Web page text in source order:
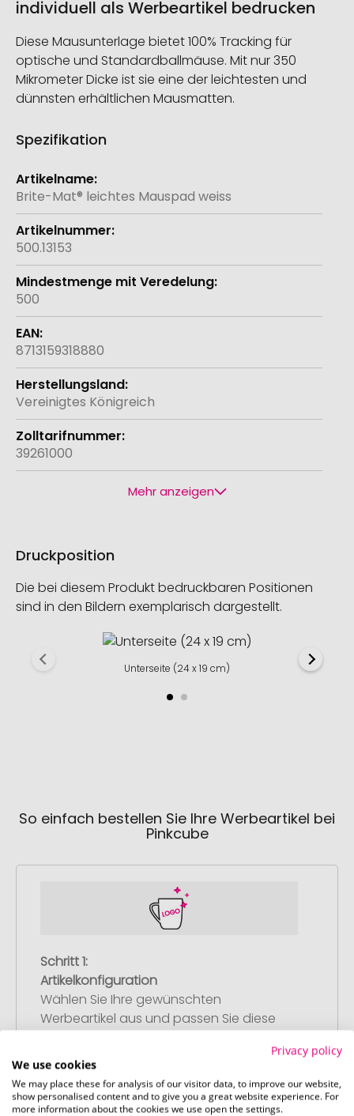
individuell als Werbeartikel bedrucken
Diese Mausunterlage bietet 100% Tracking für
optische und Standardballmäuse. Mit nur 350
Mikrometer Dicke ist sie eine der leichtesten und
dünnsten erhältlichen Mausmatten.
Spezifikation
Weitere
Informationen
Brite-Mat® leichtes Mauspad weiss
500.13153
500
8713159318880
Vereinigtes Königreich
39261000
Mehr anzeigen
Druckposition
Die bei diesem Produkt bedruckbaren Positionen
sind in den Bildern exemplarisch dargestellt.
Unterseite (24 x 19 cm)
So einfach bestellen Sie Ihre Werbeartikel bei
Pinkcube
Schritt 1:
Artikelkonfiguration
Wählen Sie Ihre gewünschten
Werbeartikel aus und passen Sie diese
Anschließend legen Sie die konfigurierten
Artikel in Ihren Warenkorb.
Privacy policy
We use cookies
We may place these for analysis of our visitor data, to improve our website,
show personalised content and to give you a great website experience. For
more information about the cookies we use open the settings.